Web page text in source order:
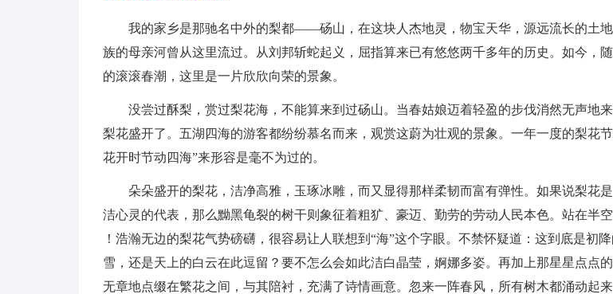
我的家乡是那驰名中外的梨都——砀山，在这块人杰地灵，物宝天华，源远流长的土地
族的母亲河曾从这里流过。从刘邦斩蛇起义，屈指算来已有悠悠两千多年的历史。如今，
的滚滚春潮，这里是一片欣欣向荣的景象。
没尝过酥梨，赏过梨花海，不能算来到过砀山。当春姑娘迈着轻盈的步伐消然无声地来
梨花盛开了。五湖四海的游客都纷纷慕名而来，观赏这蔚为壮观的景象。一年一度的梨花
花开时节动四海”来形容是毫不为过的。
朵朵盛开的梨花，洁净高雅，玉琢冰雕，而又显得那样柔韧而富有弹性。如果说梨花
洁心灵的代表，那么黝黑龟裂的树干则象征着粗犷、豪迈、勤劳的劳动人民本色。站在半
！浩瀚无边的梨花气势磅礴，很容易让人联想到“海”这个字眼。不禁怀疑道：这到底是初
雪，还是天上的白云在此逗留？要不怎么会如此洁白晶莹，婀娜多姿。再加上那星星点点
无章地点缀在繁花之间，与其陪衬，充满了诗情画意。忽来一阵春风，所有树木都涌动起